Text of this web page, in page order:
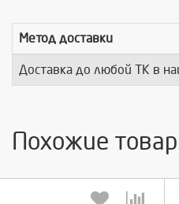
Метод доставки
Доставка до любой ТК в
Похожие